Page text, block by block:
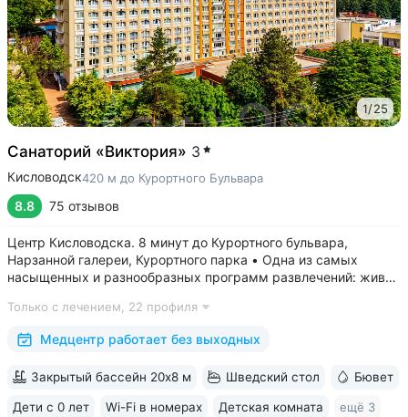
1/25
Санаторий «Виктория» 3
Кисловодск420 м до Курортного Бульвара
8.8 75 отзывов
Центр Кисловодска. 8 минут до Курортного бульвара,
Нарзанной галереи, Курортного парка • Одна из самых
насыщенных и разнообразных программ развлечений: живая
стендап, мастер-классы по рисованию «эбру» и танцам
(бачата, восточные танцы)....
Только с лечением, 22 профиля
Медцентр работает без выходных
Закрытый бассейн 20х8 м Шведский стол Бювет
Дети с 0 лет Wi-Fi в номерах Детская комната ещё 3